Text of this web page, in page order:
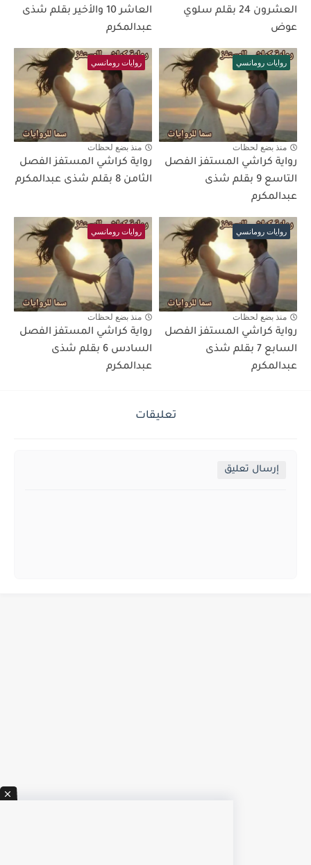
العشرون 24 بقلم سلوي
عوض
العاشر 10 والأخير بقلم شذى
عبدالمكرم
روايات رومانسي
منذ بضع لحظات
رواية كراشي المستفز الفصل
التاسع 9 بقلم شذى
عبدالمكرم
روايات رومانسي
منذ بضع لحظات
رواية كراشي المستفز الفصل
الثامن 8 بقلم شذى عبدالمكرم
روايات رومانسي
منذ بضع لحظات
رواية كراشي المستفز الفصل
السابع 7 بقلم شذى
عبدالمكرم
روايات رومانسي
منذ بضع لحظات
رواية كراشي المستفز الفصل
السادس 6 بقلم شذى
عبدالمكرم
تعليقات
إرسال تعليق